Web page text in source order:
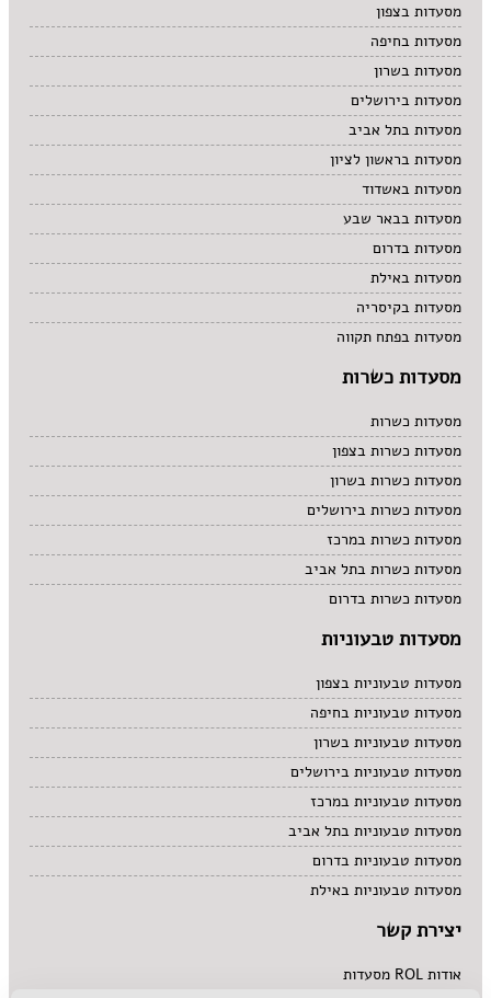
מסעדות בצפון
מסעדות בחיפה
מסעדות בשרון
מסעדות בירושלים
מסעדות בתל אביב
מסעדות בראשון לציון
מסעדות באשדוד
מסעדות בבאר שבע
מסעדות בדרום
מסעדות באילת
מסעדות בקיסריה
מסעדות בפתח תקווה
מסעדות כשרות
מסעדות כשרות
מסעדות כשרות בצפון
מסעדות כשרות בשרון
מסעדות כשרות בירושלים
מסעדות כשרות במרכז
מסעדות כשרות בתל אביב
מסעדות כשרות בדרום
מסעדות טבעוניות
מסעדות טבעוניות בצפון
מסעדות טבעוניות בחיפה
מסעדות טבעוניות בשרון
מסעדות טבעוניות בירושלים
מסעדות טבעוניות במרכז
מסעדות טבעוניות בתל אביב
מסעדות טבעוניות בדרום
מסעדות טבעוניות באילת
יצירת קשר
אודות ROL מסעדות